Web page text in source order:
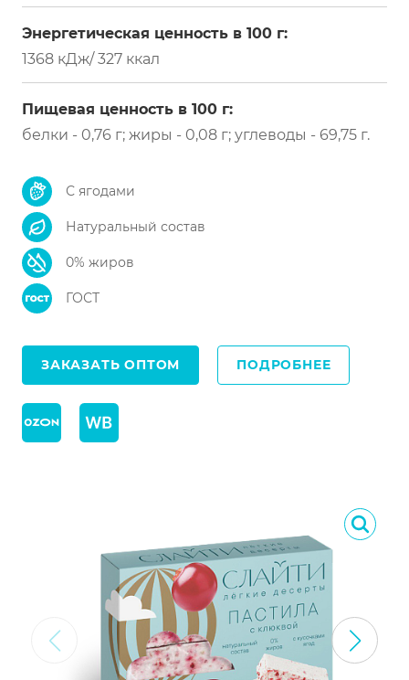
Энергетическая ценность в 100 г:
1368 кДж/ 327 ккал
Пищевая ценность в 100 г:
белки - 0,76 г; жиры - 0,08 г; углеводы - 69,75 г.
С ягодами
Натуральный состав
0% жиров
ГОСТ
ЗАКАЗАТЬ ОПТОМ ПОДРОБНЕЕ